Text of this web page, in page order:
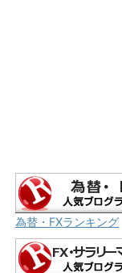
為替・FXランキング